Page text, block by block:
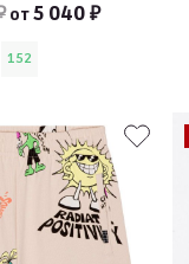
от5 040 ₽
152